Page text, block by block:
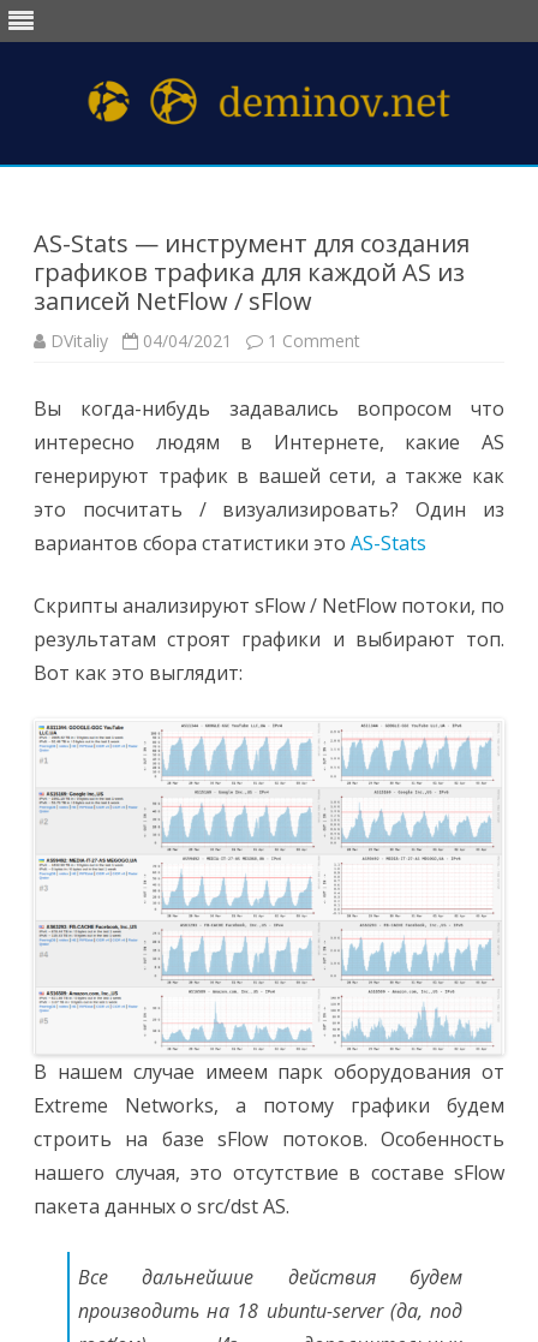
AS-Stats — инструмент для создания
графиков трафика для каждой AS из
записей NetFlow / sFlow
DVitaliy 04/04/2021 1 Comment
Вы когда-нибудь задавались вопросом что
интересно людям в Интернете, какие AS
генерируют трафик в вашей сети, а также как
это посчитать / визуализировать? Один из
вариантов сбора статистики это AS-Stats
Скрипты анализируют sFlow / NetFlow потоки, по
результатам строят графики и выбирают топ.
Вот как это выглядит:
В нашем случае имеем парк оборудования от
Extreme Networks, а потому графики будем
строить на базе sFlow потоков. Особенность
нашего случая, это отсутствие в составе sFlow
пакета данных о src/dst AS.
Все дальнейшие действия будем
производить на 18 ubuntu-server (да, под